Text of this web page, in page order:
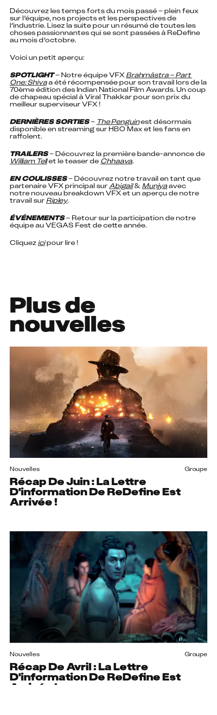
Découvrez les temps forts du mois passé – plein feux
sur l’équipe, nos projects et les perspectives de
l’industrie. Lisez la suite pour un résumé de toutes les
choses passionnantes qui se sont passées à ReDefine
au mois d’octobre.
Voici un petit aperçu:
SPOTLIGHT – Notre équipe VFX Brahmāstra – Part
One: Shiva a été récompensée pour son travail lors de la
70ème édition des Indian National Film Awards. Un coup
de chapeau spécial à Viral Thakkar pour son prix du
meilleur superviseur VFX !
DERNIÈRES SORTIES – The Penguin est désormais
disponible en streaming sur HBO Max et les fans en
raffolent.
TRAILERS
William Tell et le teaser de Chhaava.
EN COULISSES – Découvrez notre travail en tant que
partenaire VFX principal sur Abigail & Munjya avec
notre nouveau breakdown VFX et un aperçu de notre
travail sur Ripley.
ÉVÉNEMENTS – Retour sur la participation de notre
équipe au VEGAS Fest de cette année.
Cliquez ici pour lire !
Plus de
nouvelles
Nouvelles Groupe
Récap De Juin : La Lettre
D'information De ReDefine Est
Arrivée !
Nouvelles Groupe
Récap De Avril : La Lettre
D'information De ReDefine Est
Arrivée !